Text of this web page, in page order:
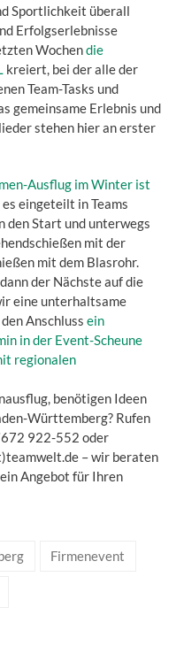
Sportlichkeit überall
Erfolgserlebnisse
Wochendie
kreiert, bei der alle der
Team-Tasks und
gemeinsame Erlebnis und
stehen hier an erster
Ausflug im Winter ist
eingeteilt in Teams
den Start und unterwegs
mit der
mit dem Blasrohr.
der Nächste auf die
eine unterhaltsame
Anschlussein
in der Event-Scheune
regionalen
benötigen Ideen
Württemberg? Rufen
922-552 oder
– wir beraten
Angebot für Ihren
Firmenevent